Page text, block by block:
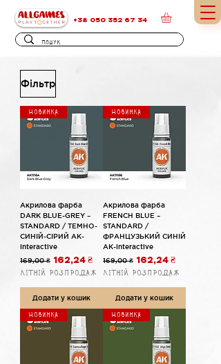
+38 050 352 67 34
Фільтр
Новинка
Акрилова фарба
DARK BLUE-GREY –
STANDARD / ТЕМНО-
СИНІЙ-СІРИЙ AK-
interactive
Звичайна ціна
169,00 ₴ За розпродажем
162,24 ₴
Літній розпродаж
Додати у кошик
Новинка
Акрилова фарба
FRENCH BLUE –
STANDARD /
ФРАНЦУЗЬКИЙ СИНІЙ
AK-interactive
Звичайна ціна
169,00 ₴ За розпродажем
162,24 ₴
Літній розпродаж
Додати у кошик
Новинка Новинка